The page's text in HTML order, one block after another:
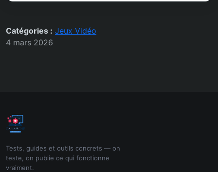
Catégories : Jeux Vidéo
4 mars 2026
Tests, guides et outils concrets — on
teste, on publie ce qui fonctionne
vraiment.